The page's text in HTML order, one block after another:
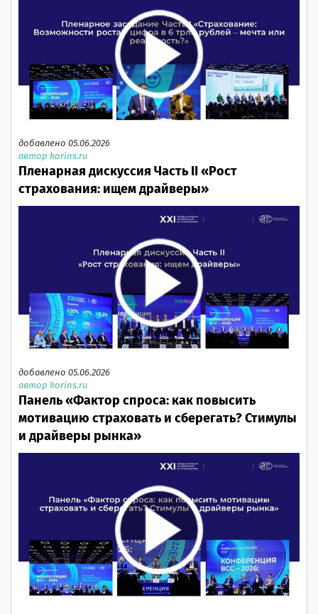
добавлено 05.06.2026
автор korins.ru
Пленарная дискуссия Часть II «Рост
страхования: ищем драйверы»
добавлено 05.06.2026
автор korins.ru
Панель «Фактор спроса: как повысить
мотивацию страховать и сберегать? Стимулы
и драйверы рынка»